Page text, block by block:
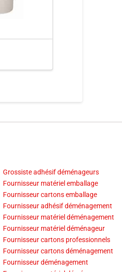
Grossiste adhésif déménageurs
Fournisseur matériel emballage
Fournisseur cartons emballage
Fournisseur adhésif déménagement
Fournisseur matériel déménagement
Fournisseur matériel déménageur
Fournisseur cartons professionnels
Fournisseur cartons déménagement
Fournisseur déménagement